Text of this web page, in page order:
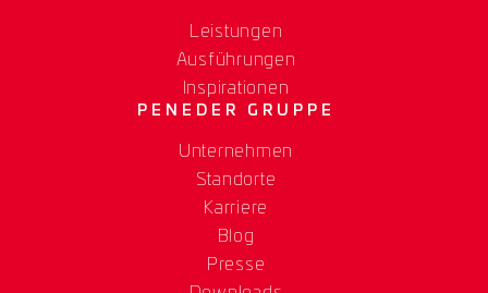
Leistungen
Ausführungen
Inspirationen
PENEDER GRUPPE
Unternehmen
Standorte
Karriere
Blog
Presse